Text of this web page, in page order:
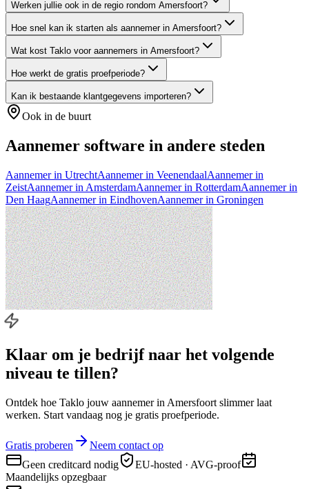
Werken jullie ook in de regio rondom Amersfoort?
Hoe snel kan ik starten als aannemer in Amersfoort?
Wat kost Taklo voor aannemers in Amersfoort?
Hoe werkt de gratis proefperiode?
Kan ik bestaande klantgegevens importeren?
Ook in de buurt
Aannemer software in andere steden
Aannemerin UtrechtAannemerin VeenendaalAannemerin
ZeistAannemerin AmsterdamAannemerin RotterdamAannemerin
Den HaagAannemerin EindhovenAannemerin Groningen
Klaar om je bedrijf naar het volgende
niveau te tillen?
Ontdek hoe Taklo jouw aannemer in Amersfoort slimmer laat
werken. Start vandaag nog je gratis proefperiode.
Gratis proberen
Neem contact op
Geen creditcard nodig
EU-hosted · AVG-proof
Maandelijks opzegbaar